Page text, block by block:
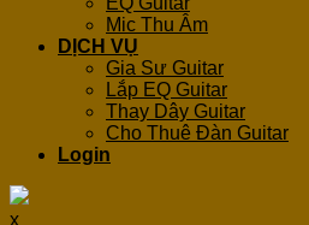
Mic Thu Âm
DỊCH VỤ
Gia Sư Guitar
Lắp EQ Guitar
Thay Dây Guitar
Cho Thuê Đàn Guitar
Login
x